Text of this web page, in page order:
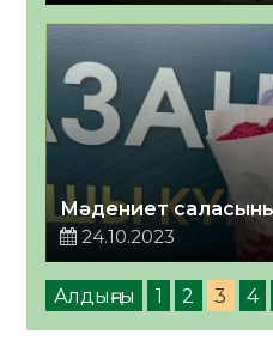
Мәдениет
24.10.2023
Алдыңғы 1 2 3 4